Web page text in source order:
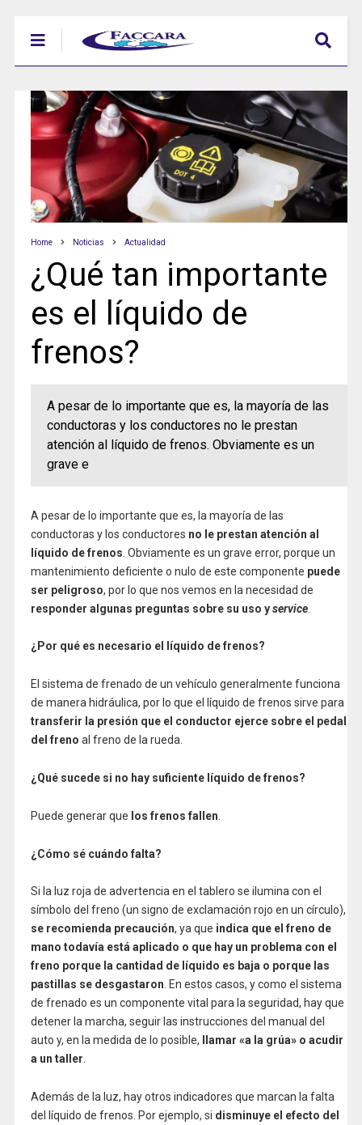
Home Noticias Actualidad
¿Qué tan importante
es el líquido de
frenos?
A pesar de lo importante que es, la mayoría de las
conductoras y los conductores no le prestan
atención al líquido de frenos. Obviamente es un
grave e
A pesar de lo importante que es, la mayoría de las
conductoras y los conductores no le prestan atención al
líquido de frenos . Obviamente es un grave error, porque un
mantenimiento deficiente o nulo de este componente puede
ser peligroso, por lo que nos vemos en la necesidad de
responder algunas preguntas sobre su uso yservice.
¿Por qué es necesario el líquido de frenos?
El sistema de frenado de un vehículo generalmente funciona
de manera hidráulica, por lo que el líquido de frenos sirve para
transferir la presión que el conductor ejerce sobre el pedal
del freno al freno de la rueda.
¿Qué sucede si no hay suficiente líquido de frenos?
Puede generar que los frenos fallen
¿Cómo sé cuándo falta?
Si la luz roja de advertencia en el tablero se ilumina con el
símbolo del freno (un signo de exclamación rojo en un círculo),
se recomienda precaución, ya que indica que el freno de
mano todavía está aplicado o que hay un problema con el
freno porque la cantidad de líquido es baja o porque las
pastillas se desgastaron. En estos casos, y como el sistema
de frenado es un componente vital para la seguridad, hay que
detener la marcha, seguir las instrucciones del manual del
auto y, en la medida de lo posible,
llamar «a la grúa» o acudir
a un taller.
Además de la luz, hay otros indicadores que marcan la falta
del líquido de frenos. Por ejemplo, si disminuye el efecto del